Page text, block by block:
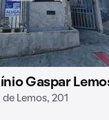
Gaspar
Lemos, 201